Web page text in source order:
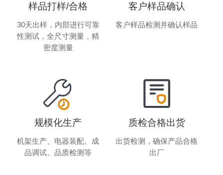
样品打样/合格
30天出样，内部进行可靠
性测试，全尺寸测量，精
密度测量
客户样品确认
客户样品检测并确认样品
规模化生产
机架生产、电器装配、成
品调试、品质检测等
质检合格出货
出货检测，确保产品合格
出厂